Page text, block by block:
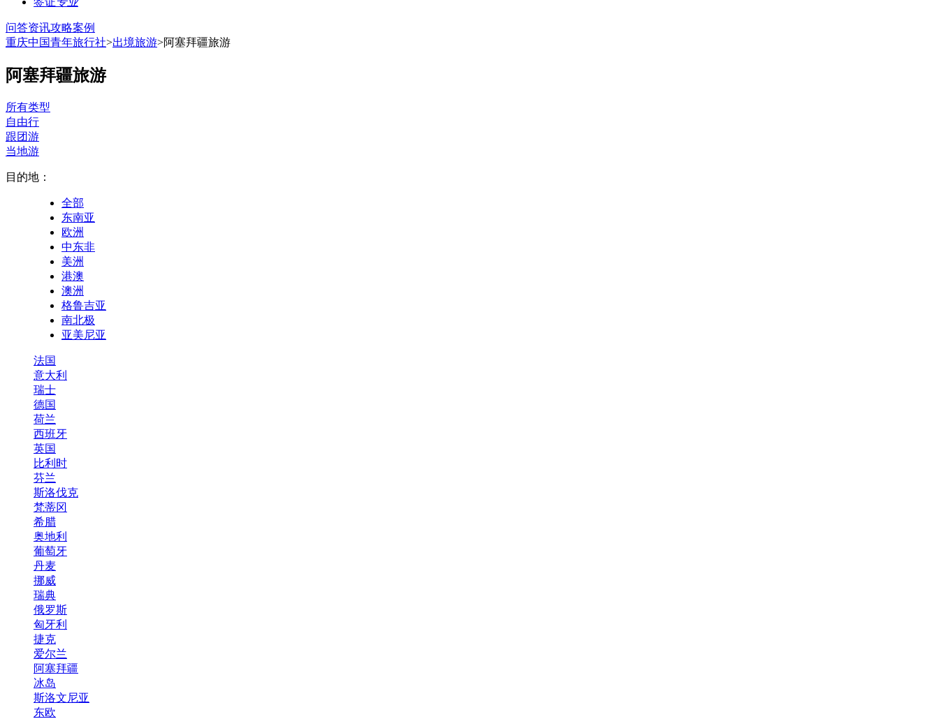
问答资讯攻略案例
重庆中国青年旅行社>出境旅游>阿塞拜疆旅游
阿塞拜疆旅游
所有类型
自由行
跟团游
当地游
目的地：
全部
东南亚
欧洲
中东非
美洲
港澳
澳洲
格鲁吉亚
南北极
亚美尼亚
法国
意大利
瑞士
德国
荷兰
西班牙
英国
比利时
芬兰
斯洛伐克
梵蒂冈
希腊
奥地利
葡萄牙
丹麦
挪威
瑞典
俄罗斯
匈牙利
捷克
爱尔兰
阿塞拜疆
冰岛
斯洛文尼亚
东欧